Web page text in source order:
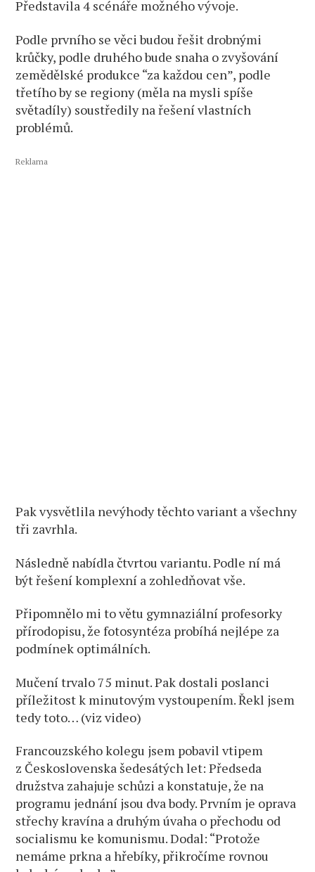
Představila 4 scénáře možného vývoje.
Podle prvního se věci budou řešit drobnými
krůčky, podle druhého bude snaha o zvyšování
zemědělské produkce “za každou cen”, podle
třetího by se regiony (měla na mysli spíše
světadíly) soustředily na řešení vlastních
problémů.
Reklama
Pak vysvětlila nevýhody těchto variant a všechny
tři zavrhla.
Následně nabídla čtvrtou variantu. Podle ní má
být řešení komplexní a zohledňovat vše.
Připomnělo mi to větu gymnaziální profesorky
přírodopisu, že fotosyntéza probíhá nejlépe za
podmínek optimálních.
Mučení trvalo 75 minut. Pak dostali poslanci
příležitost k minutovým vystoupením. Řekl jsem
tedy toto… (viz video)
Francouzského kolegu jsem pobavil vtipem
z Československa šedesátých let: Předseda
družstva zahajuje schůzi a konstatuje, že na
programu jednání jsou dva body. Prvním je oprava
střechy kravína a druhým úvaha o přechodu od
socialismu ke komunismu. Dodal: “Protože
nemáme prkna a hřebíky, přikročíme rovnou